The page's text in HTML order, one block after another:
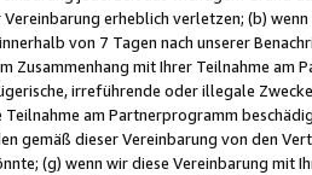
Vereinbarung erheblich verletzen; (b)
von 7 Tagen nach unserer
Zusammenhang mit Ihrer Teilnahme am
irreführende oder illegale
Teilnahme am Partnerprogramm
gemäß dieser Vereinbarung von den
(g) wenn wir diese Vereinbarung mit